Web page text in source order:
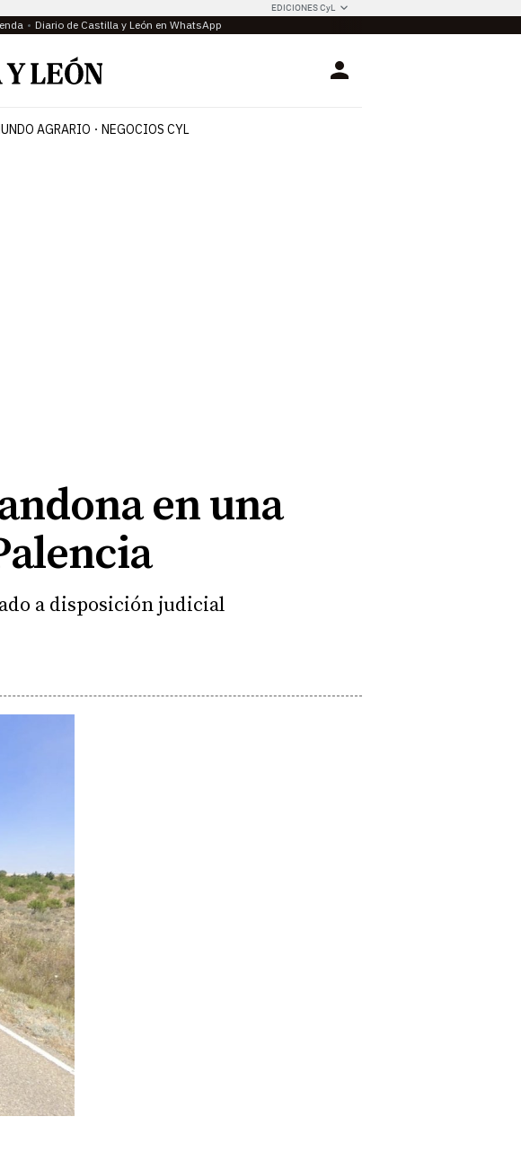
EDICIONES CyL
Diario de Castilla y León en WhatsApp
Login
AGRARIO NEGOCIOS CYL
en una
a disposición judicial